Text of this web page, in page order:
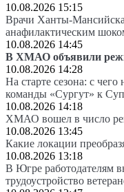
10.08.2026 15:15
Врачи Ханты-
анафилактическим
10.08.2026 14:45
В ХМАО объявили
10.08.2026 14:28
На старте сезона: с
команды «Сургут» к
10.08.2026 14:18
ХМАО вошел в число
10.08.2026 13:45
Какие локации
10.08.2026 13:18
В Югре работодателям
трудоустройство